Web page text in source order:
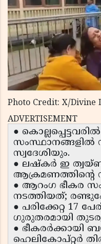
Photo Credit: X/Divine
ADVERTISEMENT
●
സംസ്ഥാനങ്ങളിൽ
സ്വദേശിയും.
● ലഷ്‌കർ ഇ
ആക്രമണത്തിന്റെ
● ആറംഗ ഭീകര
നടത്തിയത്;
● പരിക്കേറ്റ 17
ഗുരുതരമായി
●
ഹെലികോപ്റ്റർ